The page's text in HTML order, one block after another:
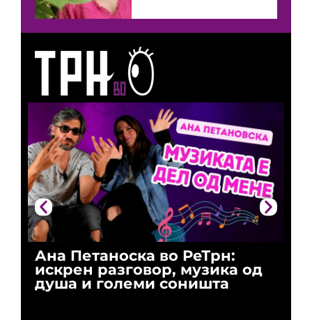
Ана Петаноска во РеТрн:
искрен разговор, музика од
душа и големи соништа